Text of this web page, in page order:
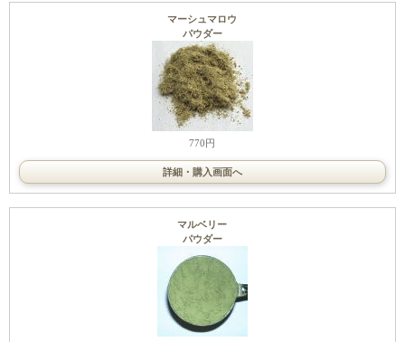
マーシュマロウ
パウダー
770円
詳細・購入画面へ
マルベリー
パウダー